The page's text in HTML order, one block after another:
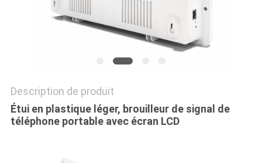
PRIVACY
POLICY
Description de produit
Étui en plastique léger, brouilleur de signal de
téléphone portable avec écran LCD